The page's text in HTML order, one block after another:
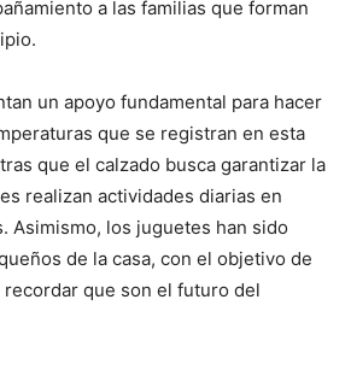
a las familias que forman
un apoyo fundamental para hacer
que se registran en esta
que el calzado busca garantizar la
realizan actividades diarias en
Asimismo, los juguetes han sido
de la casa, con el objetivo de
que son el futuro del